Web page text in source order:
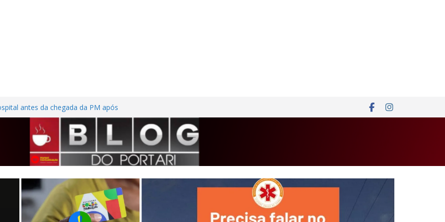
antes da chegada da PM após
ferimentos nas mãos em Frutal
casa desabitada e furtam bicicleta,
no Centro de Frutal
em investimentos, obras de melhoria
seguem em ritmo avançado
contra trabalhadora do estacionamento
em Frutal
na MG-255 após motorista tentar evitar
de obras